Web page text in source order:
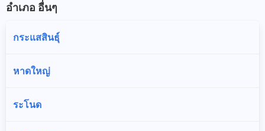
อำเภอ อื่นๆ
กระแสสินธุ์
หาดใหญ่
ระโนด